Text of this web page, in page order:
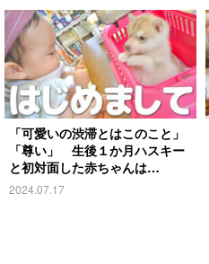
「可愛いの渋滞とはこのこと」
「尊い」 生後１か月ハスキー
と初対面した赤ちゃんは…
2024.07.17